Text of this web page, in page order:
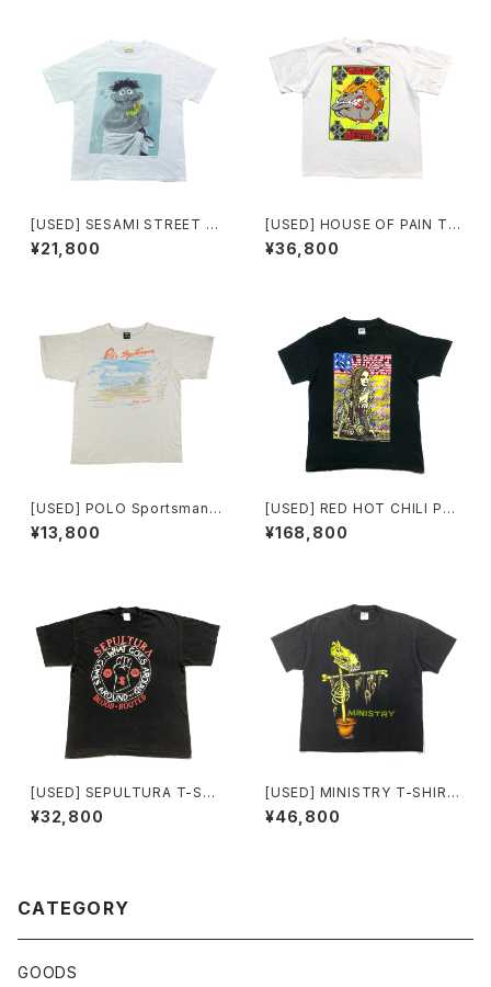
[USED] SESAMI STREET T-
SHIRT ERNIE
¥21,800
[USED] HOUSE OF PAIN T-
SHIRT LIQUOR STORE WO
RLD TOUR
¥36,800
[USED] POLO Sportsman T
-SHIRT ralph lauren
¥13,800
[USED] RED HOT CHILI PE
PPERS T-SHIRT KOZIK
¥168,800
[USED] SEPULTURA T-SHI
RT BLOOD ROOTED
¥32,800
[USED] MINISTRY T-SHIRT
SCARECROW
¥46,800
CATEGORY
GOODS